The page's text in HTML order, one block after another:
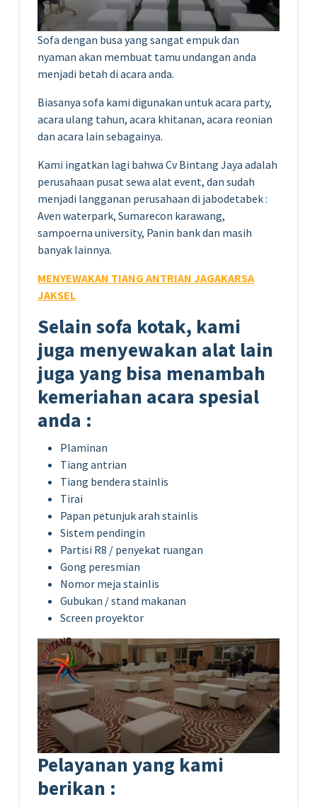
Sofa dengan busa yang sangat empuk dan
nyaman akan membuat tamu undangan anda
menjadi betah di acara anda.
Biasanya sofa kami digunakan untuk acara party,
acara ulang tahun, acara khitanan, acara reonian
dan acara lain sebagainya.
Kami ingatkan lagi bahwa Cv Bintang Jaya adalah
perusahaan pusat sewa alat event, dan sudah
menjadi langganan perusahaan di jabodetabek :
Aven waterpark, Sumarecon karawang,
sampoerna university, Panin bank dan masih
banyak lainnya.
MENYEWAKAN TIANG ANTRIAN JAGAKARSA
JAKSEL
Selain sofa kotak, kami
juga menyewakan alat lain
juga yang bisa menambah
kemeriahan acara spesial
anda :
Plaminan
Tiang antrian
Tiang bendera stainlis
Tirai
Papan petunjuk arah stainlis
Sistem pendingin
Partisi R8 / penyekat ruangan
Gong peresmian
Nomor meja stainlis
Gubukan / stand makanan
Screen proyektor
Pelayanan yang kami
berikan :